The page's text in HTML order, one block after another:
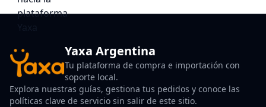
Yaxa Argentina
Tu plataforma de compra e importación con
soporte local.
Explora nuestras guías, gestiona tus pedidos y conoce las
políticas clave de servicio sin salir de este sitio.